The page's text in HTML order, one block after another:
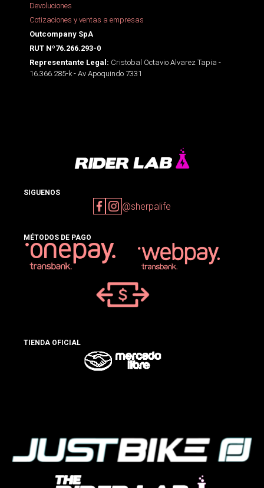
Devoluciones
Cotizaciones y ventas a empresas
Outcompany SpA
RUT Nº76.266.293-0
Representante Legal: Cristobal Octavio Alvarez Tapia -
16.366.285-k - Av Apoquindo 7331
SIGUENOS
@sherpalife
MÉTODOS DE PAGO
TIENDA OFICIAL